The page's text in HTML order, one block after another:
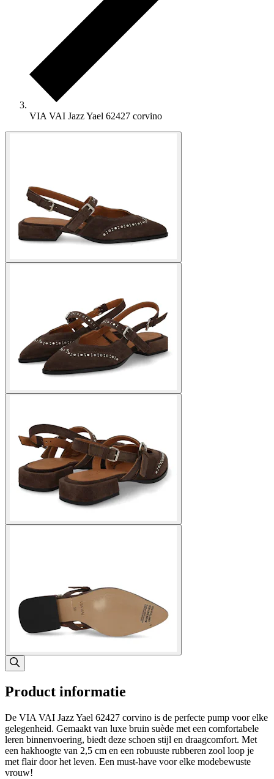
VIA VAI Jazz Yael 62427 corvino
Product informatie
De VIA VAI Jazz Yael 62427 corvino is de perfecte pump voor elke
gelegenheid. Gemaakt van luxe bruin suède met een comfortabele
leren binnenvoering, biedt deze schoen stijl en draagcomfort. Met
een hakhoogte van 2,5 cm en een robuuste rubberen zool loop je
met flair door het leven. Een must-have voor elke modebewuste
vrouw!